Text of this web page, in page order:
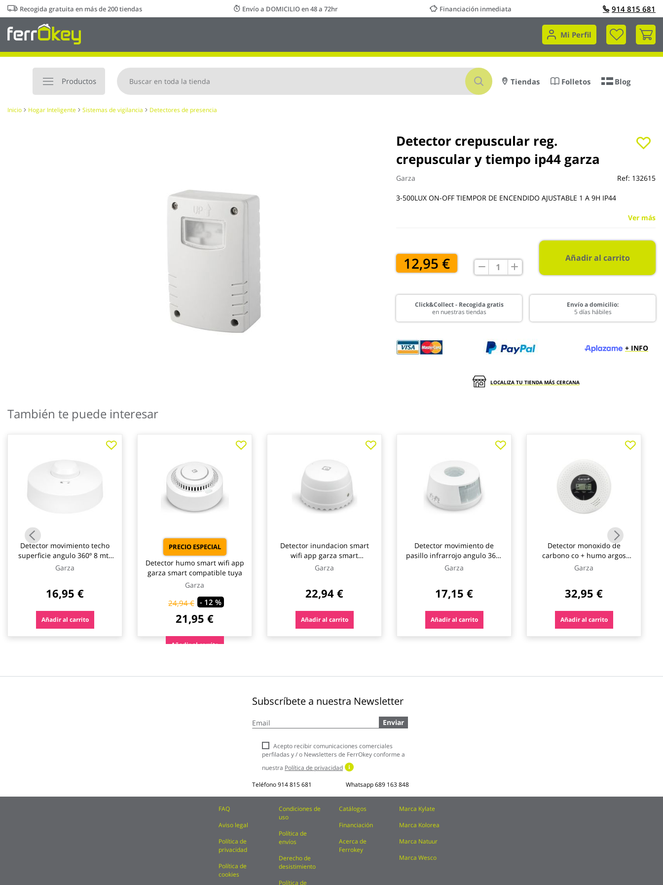
Ir
al
contenido
Recogida gratuita en más de 200 tiendas Envío a DOMICILIO en 48 a 72hr Financiación inmediata 914 815 681
Mi Perfil
Mi
Productos
Buscar
Tiendas Folletos Blog
Inicio Hogar Inteligente Sistemas de vigilancia Detectores de presencia
Detector crepuscular reg.
crepuscular y tiempo ip44 garza
Garza Ref: 132615
3-500LUX ON-OFF TIEMPOR DE ENCENDIDO AJUSTABLE 1 A 9H IP44
Ver más
12,95 € Añadir al carrito
Click&Collect - Recogida gratis
en nuestras tiendas
Envío a domicilio:
5 días hábiles
+ INFO
LOCALIZA TU TIENDA MÁS CERCANA
al
comienzo
También te puede interesar
Detector movimiento techo
superficie angulo 360º 8 mts
reg. crepuscuular garza
Garza
16,95 €
Añadir al carrito
PRECIO ESPECIAL
Detector humo smart wifi app
garza smart compatible tuya
Garza
24,94 € - 12 %
21,95 €
Añadir al carrito
Detector inundacion smart
wifi app garza smart
compatible tuya
Garza
22,94 €
Añadir al carrito
Detector movimiento de
pasillo infrarrojo angulo 360º
30 mts 15+15 mts garza
Garza
17,15 €
Añadir al carrito
Detector monoxido de
carbono co + humo argos
85db cobertura 40m2 test 10
Garza
32,95 €
Añadir al carrito
Subscríbete a nuestra Newsletter
a
boletín
noticias:
Enviar
Acepto recibir comunicaciones comerciales
perfiladas y / o Newsletters de FerrOkey conforme a
nuestra Política de privacidad
Teléfono914 815 681 Whatsapp689 163 848
FAQ
Aviso legal
Política de
privacidad
Política de
cookies
Condiciones de
uso
Política de
envíos
Derecho de
desistimiento
Política de
Catálogos
Financiación
Acerca de
Ferrokey
Marca Kylate
Marca Kolorea
Marca Natuur
Marca Wesco